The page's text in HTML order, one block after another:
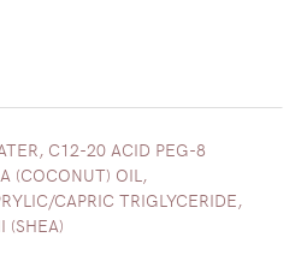
C12-20 ACID PEG-8
(COCONUT) OIL,
CAPRIC TRIGLYCERIDE,
(SHEA)